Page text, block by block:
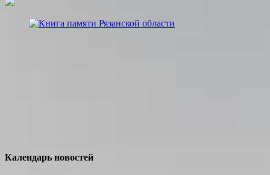
Календарь новостей